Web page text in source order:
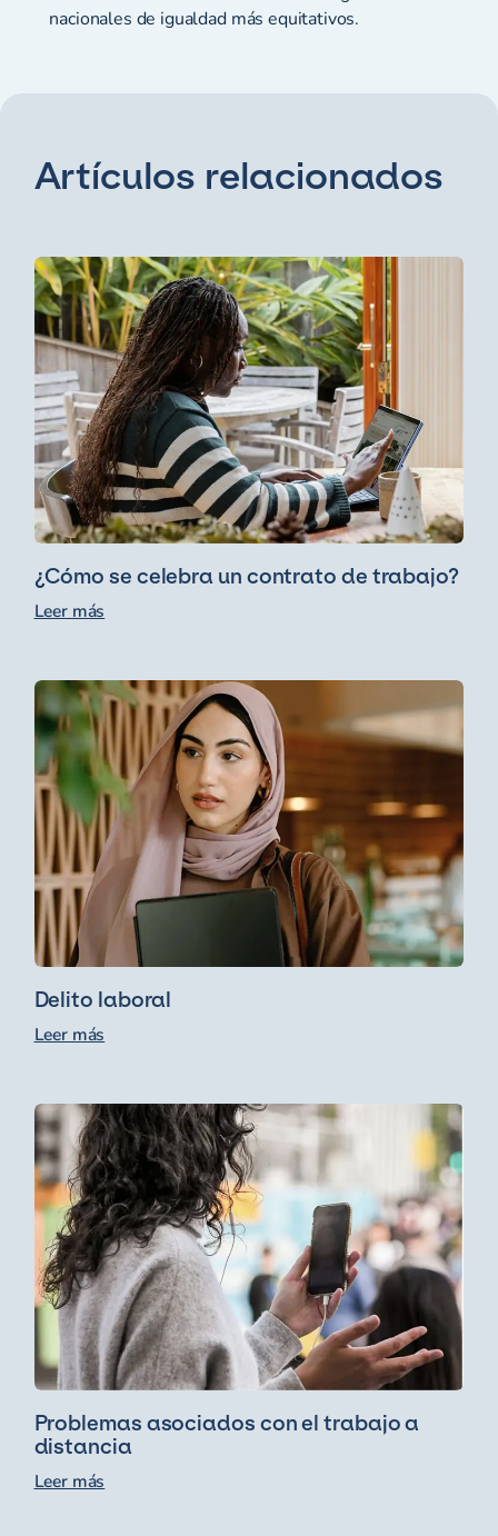
nacionales de igualdad más equitativos.
Artículos relacionados
¿Cómo se celebra un contrato de trabajo?
Leer más
Delito laboral
Leer más
Problemas asociados con el trabajo a
distancia
Leer más